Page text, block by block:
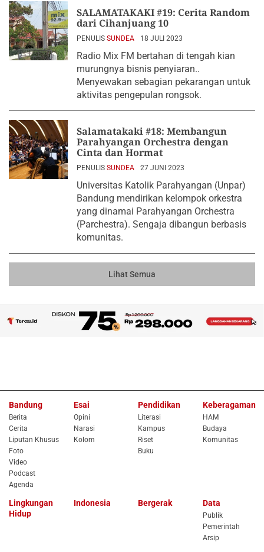
SALAMATAKAKI #19: Cerita Random
dari Cihanjuang 10
PENULIS SUNDEA 18 JULI 2023
Radio Mix FM bertahan di tengah kian
murungnya bisnis penyiaran..
Menyewakan sebagian pekarangan untuk
aktivitas pengepulan rongsok.
Salamatakaki #18: Membangun
Parahyangan Orchestra dengan
Cinta dan Hormat
PENULIS SUNDEA 27 JUNI 2023
Universitas Katolik Parahyangan (Unpar)
Bandung mendirikan kelompok orkestra
yang dinamai Parahyangan Orchestra
(Parchestra). Sengaja dibangun berbasis
komunitas.
Lihat Semua
Bandung
Berita
Cerita
Liputan Khusus
Foto
Video
Podcast
Agenda
Esai
Opini
Narasi
Kolom
Pendidikan
Literasi
Kampus
Riset
Buku
Keberagaman
HAM
Budaya
Komunitas
Lingkungan
Hidup
Indonesia Bergerak Data
Publik
Pemerintah
Arsip